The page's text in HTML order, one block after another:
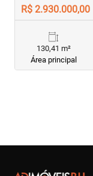
R$ 2.930.000,00
130,41 m²
Área principal